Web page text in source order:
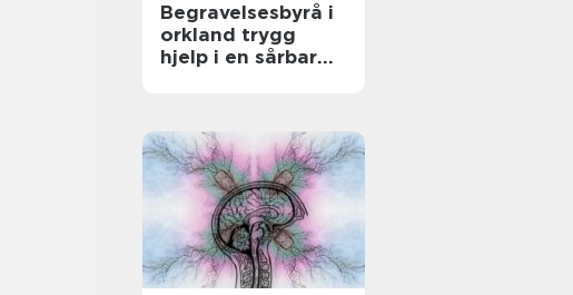
Begravelsesbyrå i
orkland trygg
hjelp i en sårbar